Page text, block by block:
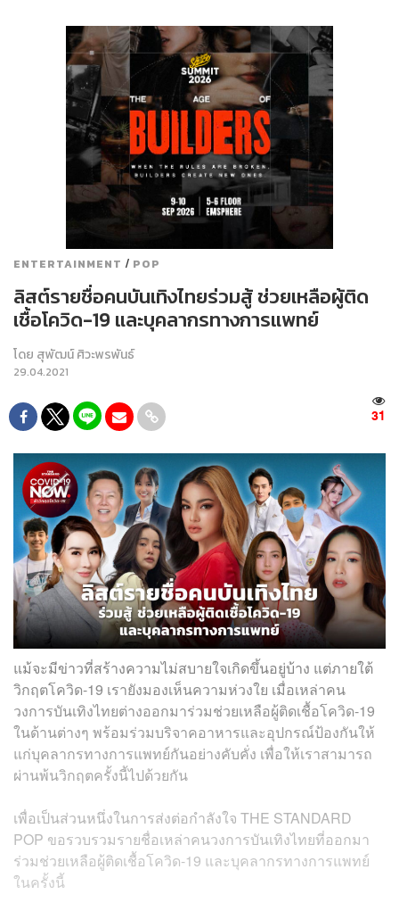
ENTERTAINMENT / POP
ลิสต์รายชื่อคนบันเทิงไทยร่วมสู้ ช่วยเหลือผู้ติด
เชื้อโควิด-19 และบุคลากรทางการแพทย์
โดย สุพัฒน์ ศิวะพรพันธ์
29.04.2021
31
แม้จะมีข่าวที่สร้างความไม่สบายใจเกิดขึ้นอยู่บ้าง แต่ภายใต้
วิกฤตโควิด-19 เรายังมองเห็นความห่วงใย เมื่อเหล่าคน
วงการบันเทิงไทยต่างออกมาร่วมช่วยเหลือผู้ติดเชื้อโควิด-19
ในด้านต่างๆ พร้อมร่วมบริจาคอาหารและอุปกรณ์ป้องกันให้
แก่บุคลากรทางการแพทย์กันอย่างคับคั่ง เพื่อให้เราสามารถ
ผ่านพ้นวิกฤตครั้งนี้ไปด้วยกัน
เพื่อเป็นส่วนหนึ่งในการส่งต่อกำลังใจ THE STANDARD
POP ขอรวบรวมรายชื่อเหล่าคนวงการบันเทิงไทยที่ออกมา
ร่วมช่วยเหลือผู้ติดเชื้อโควิด-19 และบุคลากรทางการแพทย์
ในครั้งนี้